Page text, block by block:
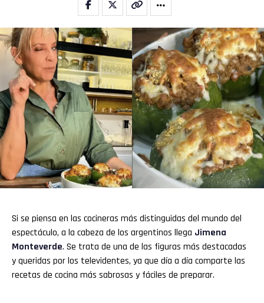
Si se piensa en las cocineras más distinguidas del mundo del
espectáculo, a la cabeza de los argentinos llega Jimena
Monteverde. Se trata de una de las figuras más destacadas
y queridas por los televidentes, ya que día a día comparte las
recetas de cocina más sabrosas y fáciles de preparar.